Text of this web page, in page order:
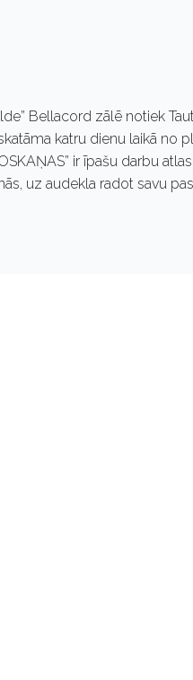
Bellacord zālē notiek
katru dienu laikā no
ir īpašu darbu
uz audekla radot savu